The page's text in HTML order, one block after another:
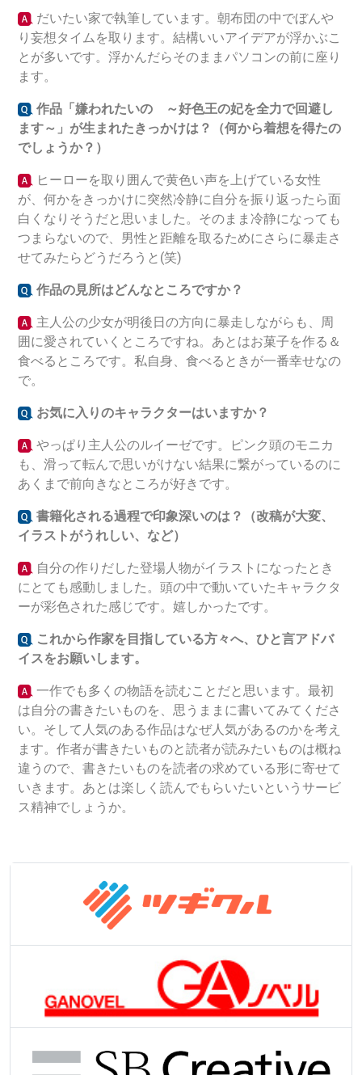
だいたい家で執筆しています。朝布団の中でぼんや
り妄想タイムを取ります。結構いいアイデアが浮かぶこ
とが多いです。浮かんだらそのままパソコンの前に座り
ます。
作品「嫌われたいの ～好色王の妃を全力で回避し
ます～ 」が生まれたきっかけは？（何から着想を得たの
でしょうか？）
ヒーローを取り囲んで黄色い声を上げている女性
が、何かをきっかけに突然冷静に自分を振り返ったら面
白くなりそうだと思いました。そのまま冷静になっても
つまらないので、男性と距離を取るためにさらに暴走さ
せてみたらどうだろうと(笑)
作品の見所はどんなところですか？
主人公の少女が明後日の方向に暴走しながらも、周
囲に愛されていくところですね。あとはお菓子を作る＆
食べるところです。私自身、食べるときが一番幸せなの
で。
お気に入りのキャラクターはいますか？
やっぱり主人公のルイーゼです。ピンク頭のモニカ
も、滑って転んで思いがけない結果に繋がっているのに
あくまで前向きなところが好きです。
書籍化される過程で印象深いのは？（改稿が大変、
イラストがうれしい、など）
自分の作りだした登場人物がイラストになったとき
にとても感動しました。頭の中で動いていたキャラクタ
ーが彩色された感じです。嬉しかったです。
これから作家を目指している方々へ、ひと言アドバ
イスをお願いします。
一作でも多くの物語を読むことだと思います。最初
は自分の書きたいものを、思うままに書いてみてくださ
い。そして人気のある作品はなぜ人気があるのかを考え
ます。作者が書きたいものと読者が読みたいものは概ね
違うので、書きたいものを読者の求めている形に寄せて
いきます。あとは楽しく読んでもらいたいというサービ
ス精神でしょうか。